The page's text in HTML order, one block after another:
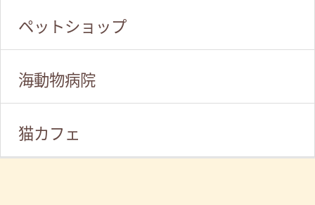
ペットショップ
海動物病院
猫カフェ